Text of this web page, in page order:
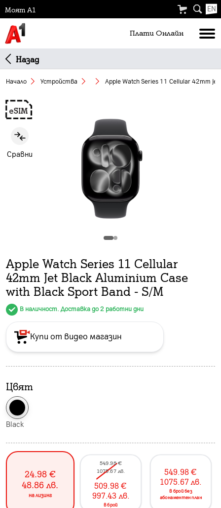
Моят А1 EN
Плати Oнлайн
Назад
Начало Устройства Apple Watch Series 11 Cellular 42mm
Сравни
Apple Watch Series 11 Cellular
42mm Jet Black Aluminium Case
with Black Sport Band - S/M
В наличност. Доставка до 2 работни дни
Купи от видео магазин
Цвят
Black
24.98 €
48.86 лв.
на лизинг
549.98 €
1075.67лв.
509.98 €
997.43 лв.
в брой
549.98 €
1075.67 лв.
в брой без
абонаментен план